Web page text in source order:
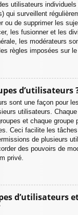
utilisateurs
qui surveillent
ou de supprimer les
les fusionner et les
les modérateurs
règles imposées sur
d’utilisateurs
sont une façon pour
utilisateurs.
et chaque groupe
Ceci facilite les
de plusieurs
des pouvoirs de
privé.
d’utilisateurs